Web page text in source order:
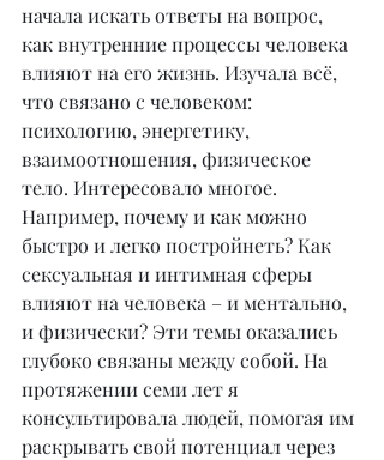
начала искать ответы на вопрос,
как внутренние процессы человека
влияют на его жизнь. Изучала всё,
что связано с человеком:
психологию, энергетику,
взаимоотношения, физическое
тело. Интересовало многое.
Например, почему и как можно
быстро и легко постройнеть? Как
сексуальная и интимная сферы
влияют на человека – и ментально,
и физически? Эти темы оказались
глубоко связаны между собой. На
протяжении семи лет я
консультировала людей, помогая им
раскрывать свой потенциал через